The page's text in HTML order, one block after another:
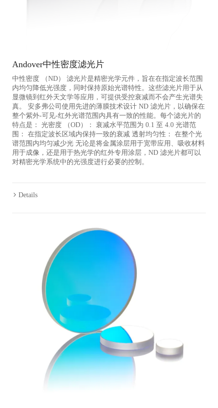
Andover中性密度滤光片
中性密度 （ND） 滤光片是精密光学元件，旨在在指定波长范围
内均匀降低光强度，同时保持原始光谱特性。这些滤光片用于从
显微镜到红外天文学等应用，可提供受控衰减而不会产生光谱失
真。 安多弗公司使用先进的薄膜技术设计 ND 滤光片，以确保在
整个紫外-可见-红外光谱范围内具有一致的性能。每个滤光片的
特点是： 光密度 （OD）： 衰减水平范围为 0.1 至 4.0 光谱范
围： 在指定波长区域内保持一致的衰减 透射均匀性： 在整个光
谱范围内均匀减少光 无论是将金属涂层用于宽带应用、吸收材料
用于成像，还是用于热光学的红外专用涂层，ND 滤光片都可以
对精密光学系统中的光强度进行必要的控制。
Details